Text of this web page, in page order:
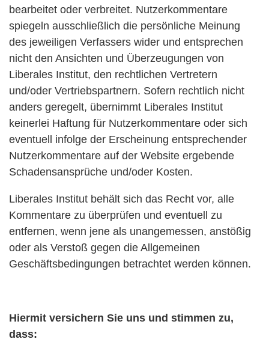
bearbeitet oder verbreitet. Nutzerkommentare
spiegeln ausschließlich die persönliche Meinung
des jeweiligen Verfassers wider und entsprechen
nicht den Ansichten und Überzeugungen von
Liberales Institut, den rechtlichen Vertretern
und/oder Vertriebspartnern. Sofern rechtlich nicht
anders geregelt, übernimmt Liberales Institut
keinerlei Haftung für Nutzerkommentare oder sich
eventuell infolge der Erscheinung entsprechender
Nutzerkommentare auf der Website ergebende
Schadensansprüche und/oder Kosten.
Liberales Institut behält sich das Recht vor, alle
Kommentare zu überprüfen und eventuell zu
entfernen, wenn jene als unangemessen, anstößig
oder als Verstoß gegen die Allgemeinen
Geschäftsbedingungen betrachtet werden können.
Hiermit versichern Sie uns und stimmen zu,
dass: